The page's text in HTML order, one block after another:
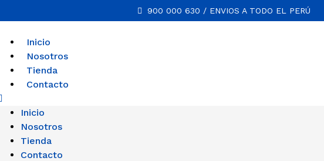
900 000 630 / ENVIOS A TODO EL PERÚ
Inicio
Nosotros
Tienda
Contacto
Inicio
Nosotros
Tienda
Contacto